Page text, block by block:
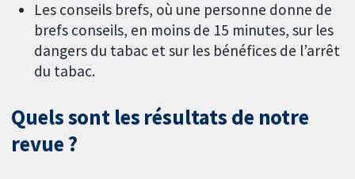
Les conseils brefs, où une personne donne de
brefs conseils, en moins de 15 minutes, sur les
dangers du tabac et sur les bénéfices de l’arrêt
du tabac.
Quels sont les résultats de notre
revue ?